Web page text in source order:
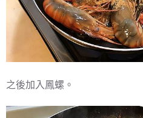
之後加入鳳螺。